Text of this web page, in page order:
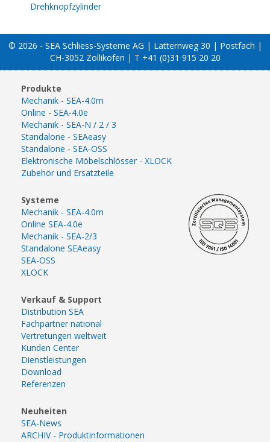
Drehknopfzylinder
© 2026 - SEA Schliess-Systeme AG | Lätternweg 30 | Postfach |
CH-3052 Zollikofen | T +41 (0)31 915 20 20
Produkte
Mechanik - SEA-4.0m
Online - SEA-4.0e
Mechanik - SEA-N / 2 / 3
Standalone - SEAeasy
Standalone - SEA-OSS
Elektronische Möbelschlösser - XLOCK
Zubehör und Ersatzteile
Systeme
Mechanik - SEA-4.0m
Online SEA-4.0e
Mechanik - SEA-2/3
Standalone SEAeasy
SEA-OSS
XLOCK
Verkauf & Support
Distribution SEA
Fachpartner national
Vertretungen weltweit
Kunden Center
Dienstleistungen
Download
Referenzen
Neuheiten
SEA-News
ARCHIV - Produktinformationen